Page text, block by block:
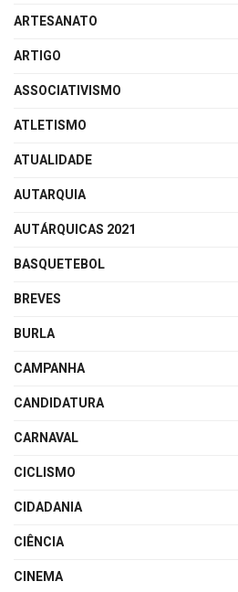
ARTESANATO
ARTIGO
ASSOCIATIVISMO
ATLETISMO
ATUALIDADE
AUTARQUIA
AUTÁRQUICAS 2021
BASQUETEBOL
BREVES
BURLA
CAMPANHA
CANDIDATURA
CARNAVAL
CICLISMO
CIDADANIA
CIÊNCIA
CINEMA